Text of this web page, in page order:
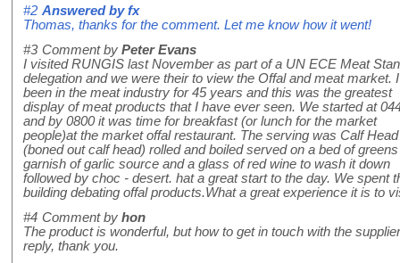
#2 Answered byfx
Thomas, thanks for the comment. Let me know how it went!
#3 Comment by Peter Evans
I visited RUNGIS last November as part of a UN ECE Meat
delegation and we were their to view the Offal and meat market.
been in the meat industry for 45 years and this was the greatest
display of meat products that I have ever seen. We started at
and by 0800 it was time for breakfast (or lunch for the market
people)at the market offal restaurant. The serving was Calf
(boned out calf head) rolled and boiled served on a bed of
garnish of garlic source and a glass of red wine to wash it down
followed by choc - desert. hat a great start to the day. We spent
building debating offal products.What a great experience it is to
#4 Comment by hon
The product is wonderful, but how to get in touch with the
reply, thank you.